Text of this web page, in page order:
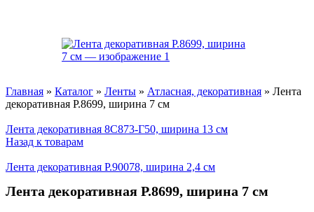
Главная » Каталог » Ленты » Атласная, декоративная » Лента
декоративная Р.8699, ширина 7 см
Лента декоративная 8С873-Г50, ширина 13 см
Назад к товарам
Лента декоративная Р.90078, ширина 2,4 см
Лента декоративная Р.8699, ширина 7 см